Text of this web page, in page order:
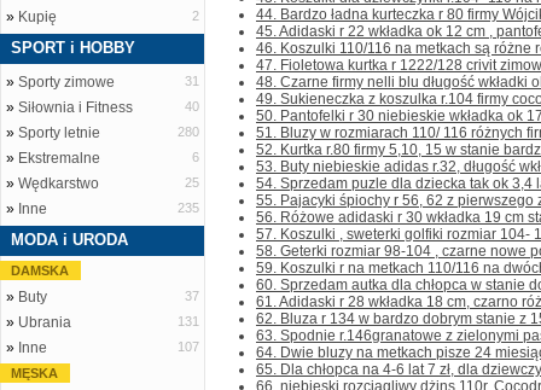
» Kupię 2
SPORT i HOBBY
» Sporty zimowe 31
» Siłownia i Fitness 40
» Sporty letnie 280
» Ekstremalne 6
» Wędkarstwo 25
» Inne 235
MODA i URODA
DAMSKA
» Buty 37
» Ubrania 131
» Inne
107
MĘSKA
44. Bardzo ładna kurteczka r 80 firmy
45. Adidaski r 22 wkładka ok 12 cm ,
46. Koszulki 110/116 na metkach są różne
47. Fioletowa kurtka r 1222/128 crivit
48. Czarne firmy nelli blu długość wkładki
49. Sukieneczka z koszulka r.104 firmy
50. Pantofelki r 30 niebieskie wkładka ok
51. Bluzy w rozmiarach 110/ 116 różnych
52. Kurtka r.80 firmy 5,10, 15 w stanie
53. Buty niebieskie adidas r.32, długość
54. Sprzedam puzle dla dziecka tak ok 3,4
55. Pajacyki śpiochy r 56, 62 z pierwszego
56. Różowe adidaski r 30 wkładka 19 cm
57. Koszulki , sweterki golfiki rozmiar 104-
58. Geterki rozmiar 98-104 , czarne nowe
59. Koszulki r na metkach 110/116 na
60. Sprzedam autka dla chłopca w stanie
61. Adidaski r 28 wkładka 18 cm, czarno
62. Bluza r 134 w bardzo dobrym stanie z
63. Spodnie r.146granatowe z zielonymi
64. Dwie bluzy na metkach pisze 24
65. Dla chłopca na 4-6 lat 7 zł, dla
66. niebieski rozciągliwy dżins 110r.